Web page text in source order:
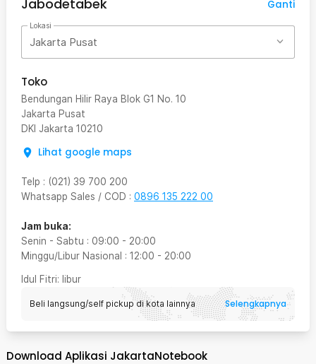
Jabodetabek
Ganti
Lokasi
Jakarta Pusat
Toko
Bendungan Hilir Raya Blok G1 No. 10
Jakarta Pusat
DKI Jakarta 10210
Lihat google maps
Telp : (021) 39 700 200
Whatsapp Sales / COD : 0896 135 222 00
Jam buka:
Senin - Sabtu : 09:00 - 20:00
Minggu/Libur Nasional : 12:00 - 20:00
Idul Fitri: libur
Beli langsung/self pickup di kota lainnya Selengkapnya
Download Aplikasi JakartaNotebook